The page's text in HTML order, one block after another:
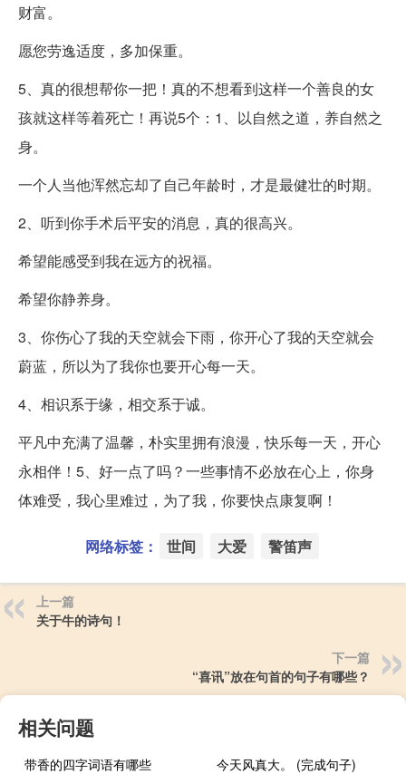
财富。
愿您劳逸适度，多加保重。
5、真的很想帮你一把！真的不想看到这样一个善良的女
孩就这样等着死亡！再说5个：1、以自然之道，养自然之
身。
一个人当他浑然忘却了自己年龄时，才是最健壮的时期。
2、听到你手术后平安的消息，真的很高兴。
希望能感受到我在远方的祝福。
希望你静养身。
3、你伤心了我的天空就会下雨，你开心了我的天空就会
蔚蓝，所以为了我你也要开心每一天。
4、相识系于缘，相交系于诚。
平凡中充满了温馨，朴实里拥有浪漫，快乐每一天，开心
永相伴！5、好一点了吗？一些事情不必放在心上，你身
体难受，我心里难过，为了我，你要快点康复啊！
网络标签： 世间 大爱 警笛声
上一篇
关于牛的诗句！
下一篇
“喜讯”放在句首的句子有哪些？
相关问题
带香的四字词语有哪些
今天风真大。 (完成句子)